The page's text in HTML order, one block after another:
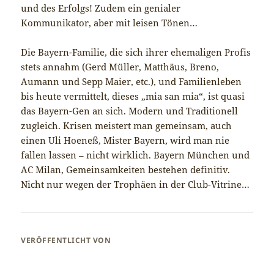
und des Erfolgs! Zudem ein genialer
Kommunikator, aber mit leisen Tönen…
Die Bayern-Familie, die sich ihrer ehemaligen Profis
stets annahm (Gerd Müller, Matthäus, Breno,
Aumann und Sepp Maier, etc.), und Familienleben
bis heute vermittelt, dieses „mia san mia“, ist quasi
das Bayern-Gen an sich. Modern und Traditionell
zugleich. Krisen meistert man gemeinsam, auch
einen Uli Hoeneß, Mister Bayern, wird man nie
fallen lassen – nicht wirklich. Bayern München und
AC Milan, Gemeinsamkeiten bestehen definitiv.
Nicht nur wegen der Trophäen in der Club-Vitrine…
VERÖFFENTLICHT VON